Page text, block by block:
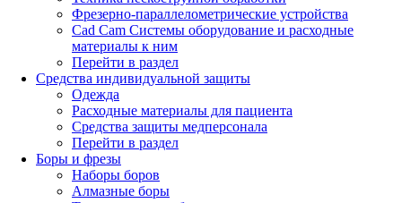
Фрезерно-параллелометрические устройства
Cad Cam Системы оборудование и расходные
материалы к ним
Перейти в раздел
Средства индивидуальной защиты
Одежда
Расходные материалы для пациента
Средства защиты медперсонала
Перейти в раздел
Боры и фрезы
Наборы боров
Алмазные боры